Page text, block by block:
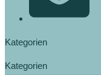
Kategorien
Kategorien